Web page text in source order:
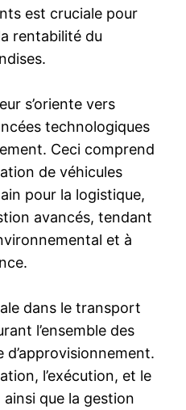
est cruciale pour
rentabilité du
s’oriente vers
technologiques
Ceci comprend
de véhicules
pour la logistique,
avancés, tendant
et à
dans le transport
l’ensemble des
d’approvisionnement.
l’exécution, et le
que la gestion